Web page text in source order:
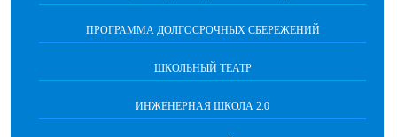
ПРОГРАММА ДОЛГОСРОЧНЫХ СБЕРЕЖЕНИЙ
ШКОЛЬНЫЙ ТЕАТР
ИНЖЕНЕРНАЯ ШКОЛА 2.0